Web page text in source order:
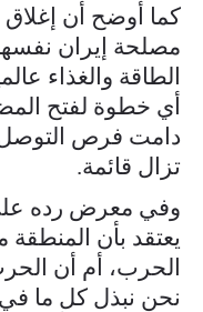
كما أوضح أن
مصلحة إيران
الطاقة والغذاء
أي خطوة لفتح
دامت فرص التوصل
تزال قائمة.
وفي معرض رده
يعتقد بأن
الحرب، أم أن
نحن نبذل كل ما